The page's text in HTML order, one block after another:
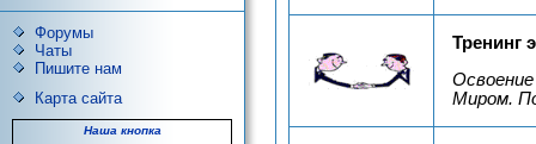
Форумы
Чаты
Пишите нам
Карта сайта
Наша кнопка
Тренинг
Миром.